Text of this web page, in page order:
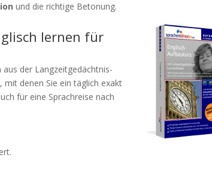
und die richtige Betonung.
lernen für
der Langzeitgedächtnis-
mit denen Sie ein täglich exakt
für eine Sprachreise nach